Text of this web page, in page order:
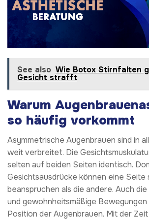
See also Wie Botox Stirnfalten
Gesicht strafft
Warum
so häufig vorkommt
Asymmetrische Augenbrauen sind in
weit verbreitet. Die
selten auf beiden Seiten identisch.
Gesichtsausdrücke können eine Seite
beanspruchen als die andere. Auch
und gewohnheitsmäßige
Position der Augenbrauen. Mit der